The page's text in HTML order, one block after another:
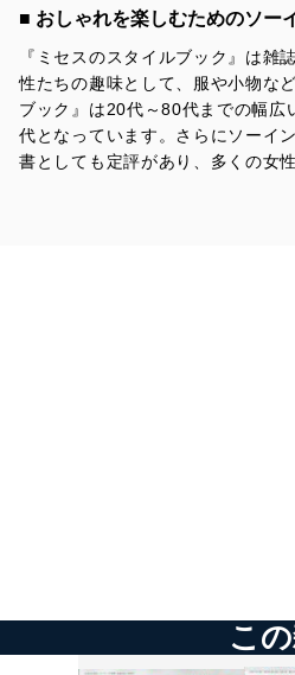
個人情報の安全管理措置
当社は、個人情報の正確
漏えい、滅失またはき損
アクセス制御
個人データを取り
しています。
個人データを取り
個人データを取り
情報システムの使用に
メール等により個
個人情報保護マネジメン
当社は、内部監査及びマ
苦情及び相談受付け窓口
■ おしゃれを楽しむためのソー
『ミセスのスタイルブック』は
性たちの趣味として、服や小物な
ブック』は20代～80代までの幅
代となっています。さらにソーイ
書としても定評があり、多くの女
こ